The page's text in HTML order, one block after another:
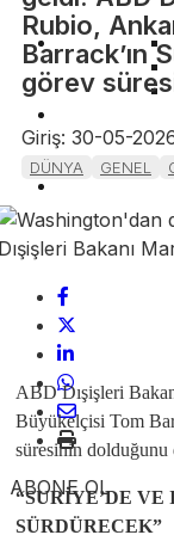
Rubio,
Barrack’ın
görev
Giriş: 30-05-
DÜNYA GENEL
ABONE OL
ABD Dışişleri
Büyükelçisi Tom
süresinin dolduğunu
“SURİYE’DE
SÜRDÜRECEK”